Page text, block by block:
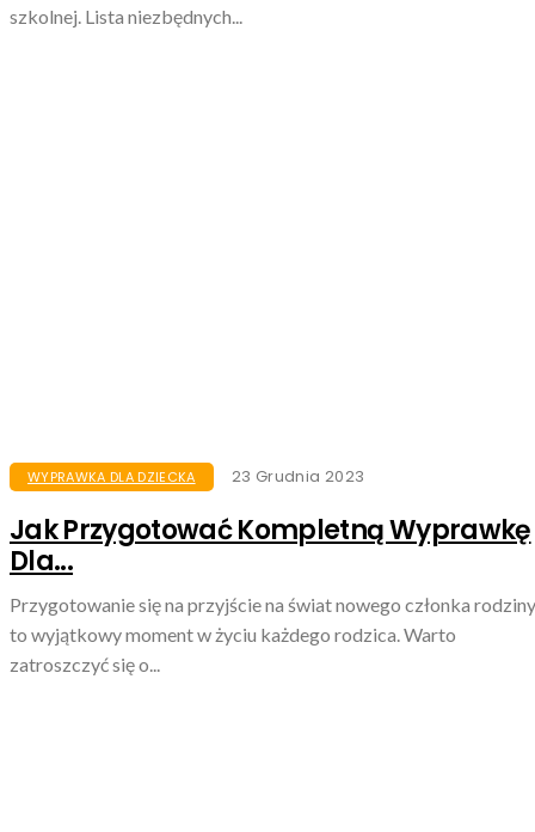
szkolnej. Lista niezbędnych...
WYPRAWKA DLA DZIECKA 23 Grudnia 2023
Jak Przygotować Kompletną Wyprawkę
Dla...
Przygotowanie się na przyjście na świat nowego członka rodziny
to wyjątkowy moment w życiu każdego rodzica. Warto
zatroszczyć się o...